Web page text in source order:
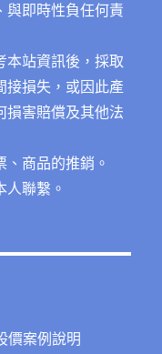
與即時性負任何責
本站資訊後，採取
接損失，或因此產
損害賠償及其他法
商品的推銷。
人聯繫。
價案例說明